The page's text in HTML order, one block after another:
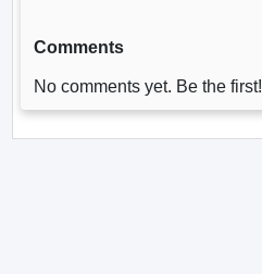
Comments
No comments yet. Be the first!